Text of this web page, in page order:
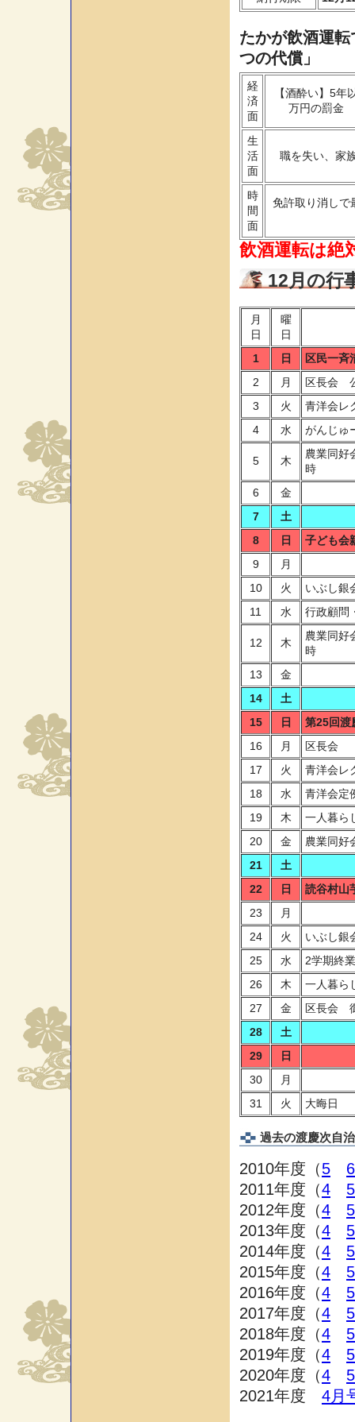
たかが飲酒運
つの代償」
経
済
面
【酒酔い】5
万円の罰金
生
活
面
職を失い、家
時
間
面
免許取り消しで
飲酒運転は絶
12月の行
月
日
曜
日
1
日
区民一斉
2
月
区長会
3
火
青洋会レ
4
水 がんじゅ
5 木
農業同
時
6
金
7
土
8
日
子ども会
9
月
10
火
いぶし銀
11
水 行政顧問
12 木
農業同
時
13
金
14
土
15
日
第25回渡
16
月
区長会
17
火
青洋会レ
18
水
青洋会定
19
木
一人暮ら
20
金
農業同好
21
土
22
日
読谷村山
23
月
24
火
いぶし銀
25
水
2学期終
26
木
一人暮ら
27
金
区長会
28
土
29
日
30
月
31
火 大晦日
過去の渡慶次自
2010年度（5
6
2011年度（4
5
2012年度（4
5
2013年度（4
5
2014年度（4
5
2015年度（4
5
2016年度（4
5
2017年度（4
5
2018年度（4
5
2019年度（4
5
2020年度（4
5
2021年度 4月